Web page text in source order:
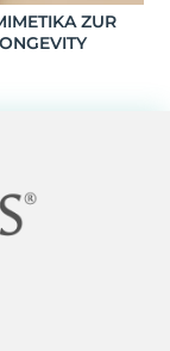
ZUR